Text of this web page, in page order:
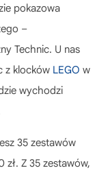
pokazowa
–
Technic. U nas
z klocków LEGO w
wychodzi
35 zestawów
zł. Z 35 zestawów,